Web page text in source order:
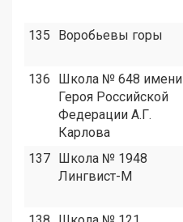
135 Воробьевы горы
136
Школа № 648 имени
Героя Российской
Федерации А.Г.
Карлова
137 Школа № 1948
Лингвист-М